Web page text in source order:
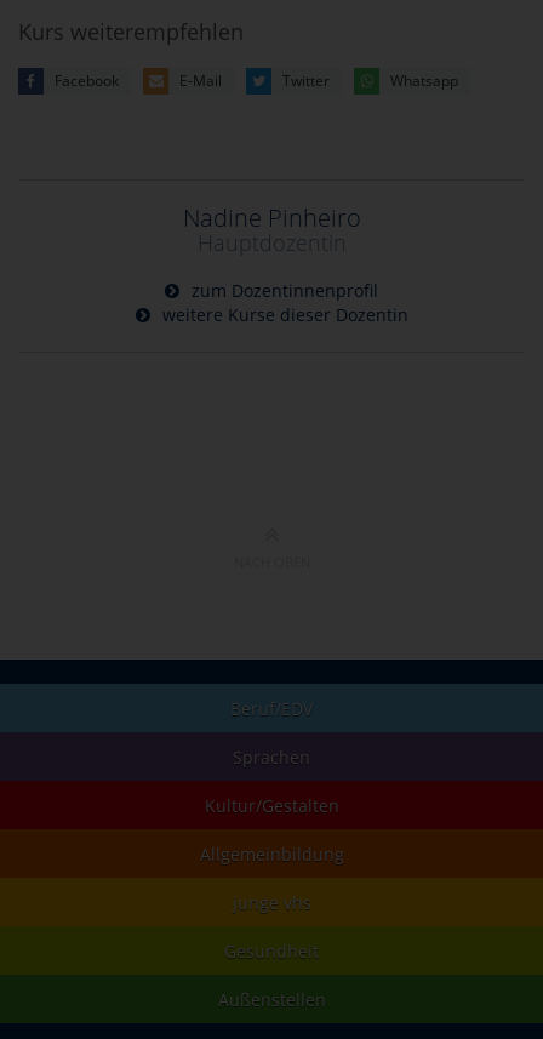
Kurs weiterempfehlen
Facebook E-Mail Twitter Whatsapp
Nadine Pinheiro
Hauptdozentin
zum Dozentinnenprofil
weitere Kurse dieser Dozentin
Beruf/EDV
Sprachen
Kultur/Gestalten
Allgemeinbildung
junge vhs
Gesundheit
Außenstellen